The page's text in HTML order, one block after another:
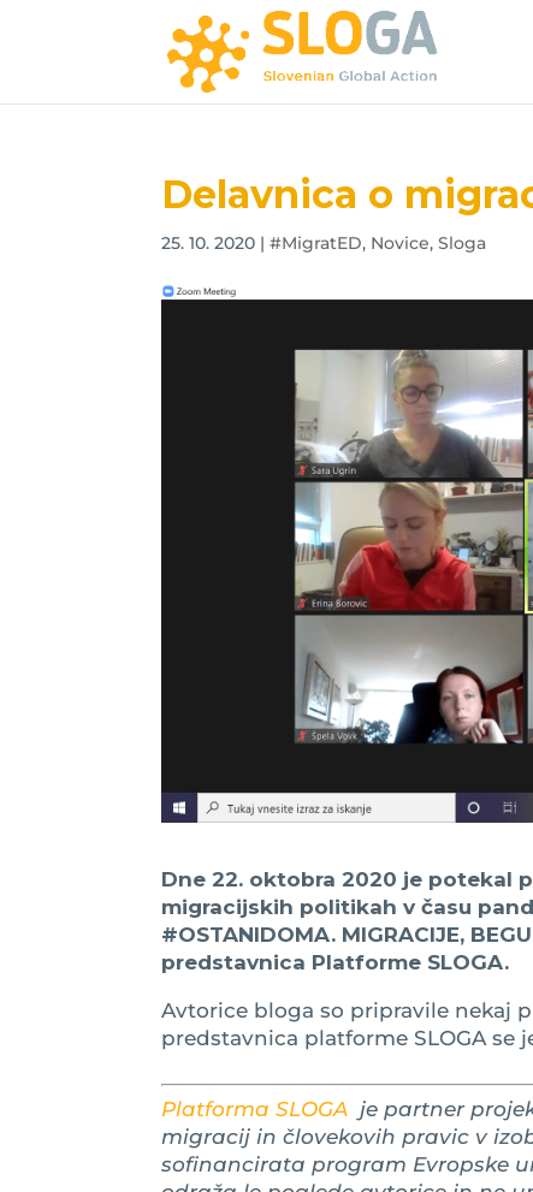
Delavnica o
25. 10. 2020 |#MigratED, Novice,Sloga
Dne 22. oktobra 2020 je potekal
migracijskih politikah v času
#OSTANIDOMA. MIGRACIJE,
predstavnica Platforme SLOGA.
Avtorice bloga so pripravile nekaj
predstavnica platforme SLOGA se
Platforma SLOGA je partner
migracij in človekovih pravic v
sofinancirata program Evropske